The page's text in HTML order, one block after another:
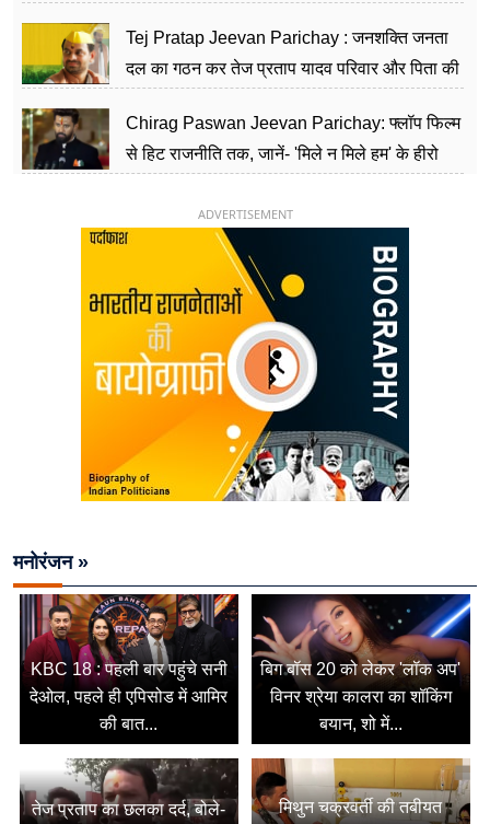
Tej Pratap Jeevan Parichay : जनशक्ति जनता
दल का गठन कर तेज प्रताप यादव परिवार और पिता की
Chirag Paswan Jeevan Parichay: फ्लॉप फिल्म
से हिट राजनीति तक, जानें- 'मिले न मिले हम' के हीरो
ADVERTISEMENT
मनोरंजन »
KBC 18 : पहली बार पहुंचे सनी
देओल, पहले ही एपिसोड में आमिर
की बात...
बिग बॉस 20 को लेकर 'लॉक अप'
विनर श्रेया कालरा का शॉकिंग
बयान, शो में...
तेज प्रताप का छलका दर्द, बोले-
मिथुन चक्रवर्ती की तबीयत